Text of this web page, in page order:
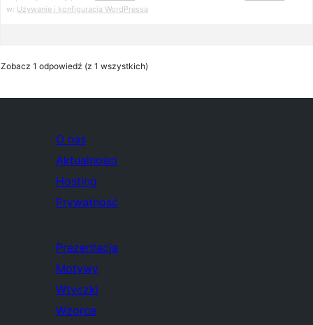
w: Używanie i konfiguracja WordPressa
Zobacz 1 odpowiedź (z 1 wszystkich)
O nas
Aktualności
Hosting
Prywatność
Prezentacja
Motywy
Wtyczki
Wzorce